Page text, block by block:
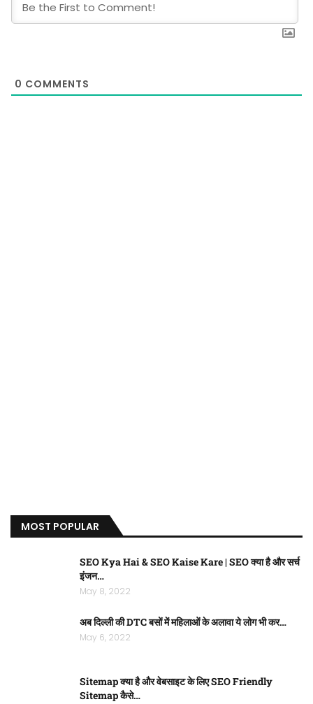
0 COMMENTS
MOST POPULAR
SEO Kya Hai & SEO Kaise Kare | SEO क्या है और सर्च
इंजन…
May 8, 2022
अब दिल्ली की DTC बसों में महिलाओं के अलावा ये लोग भी कर…
May 6, 2022
Sitemap क्या है और वेबसाइट के लिए SEO Friendly
Sitemap कैसे…